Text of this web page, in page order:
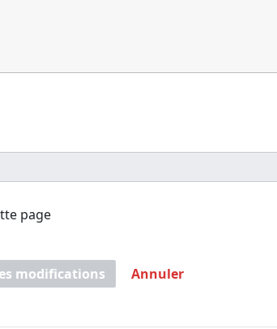
page
modifications Annuler